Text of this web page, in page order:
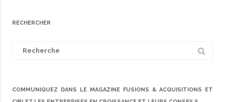
RECHERCHER
COMMUNIQUEZ DANS LE MAGAZINE FUSIONS & ACQUISITIONS ET